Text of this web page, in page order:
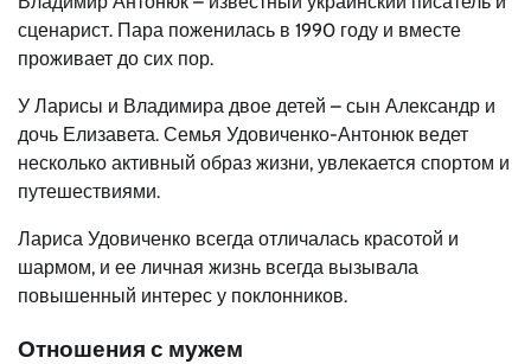
сценарист. Пара поженилась в 1990 году и вместе
проживает до сих пор.
У Ларисы и Владимира двое детей – сын Александр и
дочь Елизавета. Семья Удовиченко-Антонюк ведет
несколько активный образ жизни, увлекается спортом и
путешествиями.
Лариса Удовиченко всегда отличалась красотой и
шармом, и ее личная жизнь всегда вызывала
повышенный интерес у поклонников.
Отношения с мужем